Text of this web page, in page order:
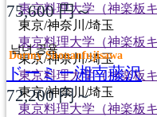
東京料理大学（神楽板
東京/神奈川/埼玉
東京料理大学（神楽板
東京/神奈川/埼玉
東京料理大学（神楽板
東京/神奈川/埼玉
東京料理大学（神楽板
75,600円～
남녀 공용
Dormy Shonanfujisawa
ドーミー湘南藤沢
72,200円～